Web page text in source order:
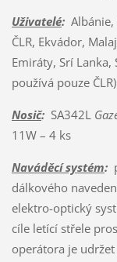
Uživatelé:Albánie,
ČLR, Ekvádor,
Emiráty, Srí
používá pouze
Nosič:SA342L
11W – 4 ks
Naváděcí systém:
dálkového
elektro-optický
cíle letící střele
operátora je